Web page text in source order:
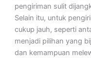
pengiriman sulit
Selain itu, untuk
cukup jauh, seperti
menjadi pilihan yang
dan kemampuan